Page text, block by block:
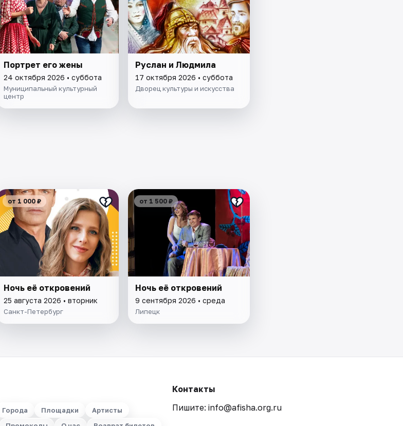
Портрет его жены
24 октября 2026 • суббота
Муниципальный культурный
центр
Руслан и Людмила
17 октября 2026 • суббота
Дворец культуры и искусства
от 1 000 ₽
Ночь её откровений
25 августа 2026 • вторник
Санкт-Петербург
от 1 500 ₽
Ночь её откровений
9 сентября 2026 • среда
Липецк
Города Площадки
Артисты
Контакты
Пишите: info@afisha.org.ru